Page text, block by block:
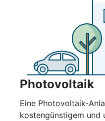
Photovoltaik
Eine Photovoltaik-
kostengünstigem